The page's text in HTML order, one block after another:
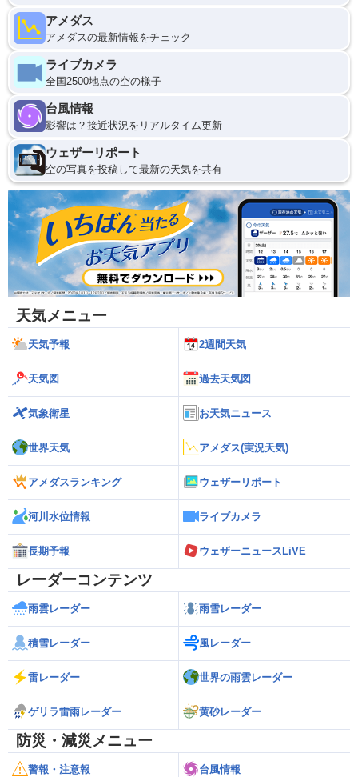
アメダス
アメダスの最新情報をチェック
ライブカメラ
全国2500地点の空の様子
台風情報
影響は？接近状況をリアルタイム更新
ウェザーリポート
空の写真を投稿して最新の天気を共有
天気メニュー
天気予報 2週間天気
天気図 過去天気図
気象衛星 お天気ニュース
世界天気 アメダス(実況天気)
アメダスランキング ウェザーリポート
河川水位情報 ライブカメラ
長期予報 ウェザーニュースLiVE
レーダーコンテンツ
雨雲レーダー 雨雪レーダー
積雪レーダー 風レーダー
雷レーダー 世界の雨雲レーダー
ゲリラ雷雨レーダー 黄砂レーダー
防災・減災メニュー
警報・注意報 台風情報